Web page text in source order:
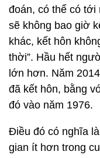
đoán, có thể có
sẽ không bao giờ
khác, kết hôn
thời”. Hầu hết
lớn hơn. Năm
đã kết hôn, bằng
đó vào năm 1976.
Điều đó có nghĩa
gian ít hơn trong